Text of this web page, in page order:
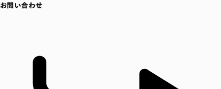
お問い合わせ